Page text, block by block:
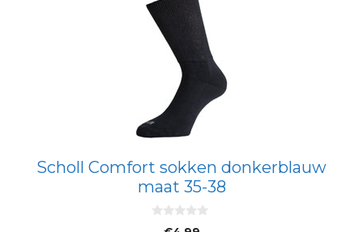
Scholl Comfort sokken donkerblauw
maat 35-38